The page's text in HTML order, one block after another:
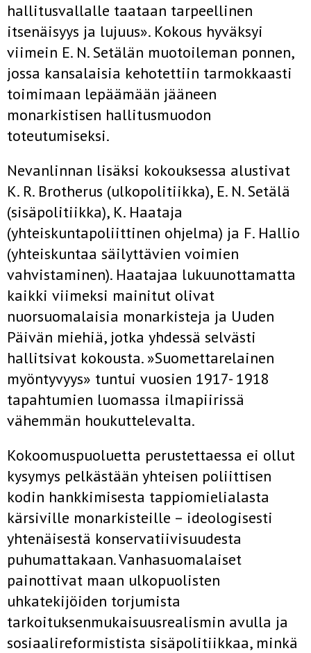
hallitusvallalle taataan tarpeellinen
itsenäisyys ja lujuus». Kokous hy­väksyi
viimein E. N. Setälän muotoileman ponnen,
jossa kansalaisia ke­hotettiin tarmokkaasti
toimimaan lepäämään jääneen
monarkistisen hallitusmuodon
toteutumiseksi.
Nevanlinnan lisäksi kokouksessa alustivat
K. R. Brotherus (ulkopoli­tiikka), E. N. Setälä
(sisäpolitiikka), K. Haataja
(yhteiskuntapoliittinen ohjelma) ja F. Hallio
(yhteiskuntaa säilyttävien voimien
vahvistaminen). Haatajaa lukuunottamatta
kaikki viimeksi mainitut olivat
nuorsuomalai­sia monarkisteja ja Uuden
Päivän miehiä, jotka yhdessä selvästi
hallitsi­vat kokousta. »Suomettarelainen
myöntyvyys» tuntui vuosien 1917- 1918
tapahtumien luomassa ilmapiirissä
vähemmän houkuttelevalta.
Kokoomuspuoluetta perustettaessa ei ollut
kysymys pelkästään yhtei­sen poliittisen
kodin hankkimisesta tappiomielialasta
kärsiville monar­kisteille – ideologisesti
yhtenäisestä konservatiivisuudesta
puhumatta­kaan. Vanhasuomalaiset
painottivat maan ulkopuolisten
uhkatekijöiden torjumista
tarkoituksenmukaisuusrealismin avulla ja
sosiaalireformis­tista sisäpolitiikkaa, minkä